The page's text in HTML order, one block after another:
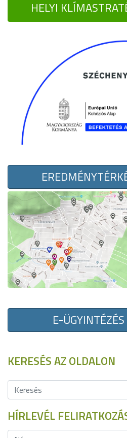
HELYI
E-ÜGYINTÉZÉS
KERESÉS AZ OLDALON
HÍRLEVÉL